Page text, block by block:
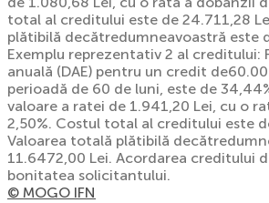
total al creditului este de 24.711,28
plătibilă decătredumneavoastră este
Exemplu reprezentativ 2 al creditului:
anuală (DAE) pentru un credit
perioadă de 60 de luni, este de
valoare a ratei de 1.941,20 Lei, cu o
2,50%. Costul total al creditului este
Valoarea totală plătibilă
11.6472,00 Lei. Acordarea creditului
bonitatea solicitantului.
© MOGO IFN